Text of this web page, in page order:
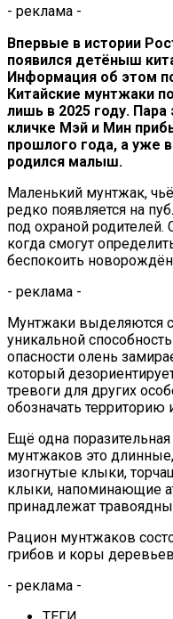
- реклама -
Впервые в истории
появился детёныш
Информация об этом
Китайские мунтжаки
лишь в 2025 году.
кличке Мэй и Мин
прошлого года, а уже
родился малыш.
Маленький мунтжак,
редко появляется на
под охраной родителей.
когда смогут
беспокоить
- реклама -
Мунтжаки выделяются
уникальной
опасности олень
который
тревоги для других
обозначать территорию
Ещё одна
мунтжаков это
изогнутые клыки,
клыки, напоминающие
принадлежат
Рацион мунтжаков
грибов и коры
- реклама -